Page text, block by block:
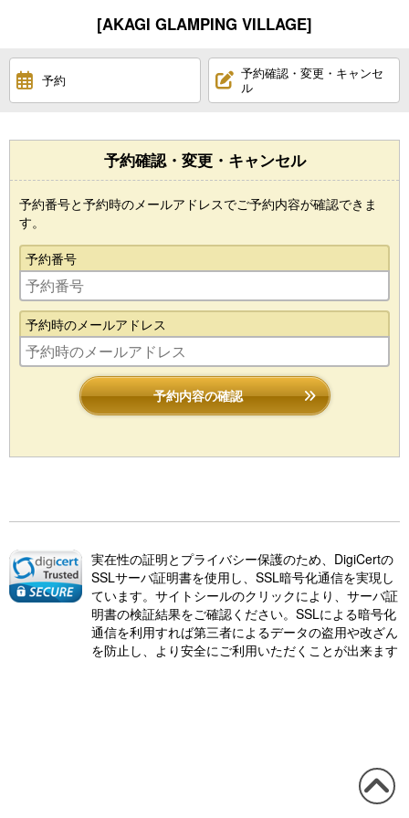
[AKAGI GLAMPING VILLAGE]
予約
予約確認・変更・キャンセ
ル
予約確認・変更・キャンセル
予約番号と予約時のメールアドレスでご予約内容が確認できま
す。
予約番号
予約時のメールアドレス
予約内容の確認
実在性の証明とプライバシー保護のため、DigiCertの
SSLサーバ証明書を使用し、SSL暗号化通信を実現し
ています。サイトシールのクリックにより、サーバ証
明書の検証結果をご確認ください。SSLによる暗号化
通信を利用すれば第三者によるデータの盗用や改ざん
を防止し、より安全にご利用いただくことが出来ます